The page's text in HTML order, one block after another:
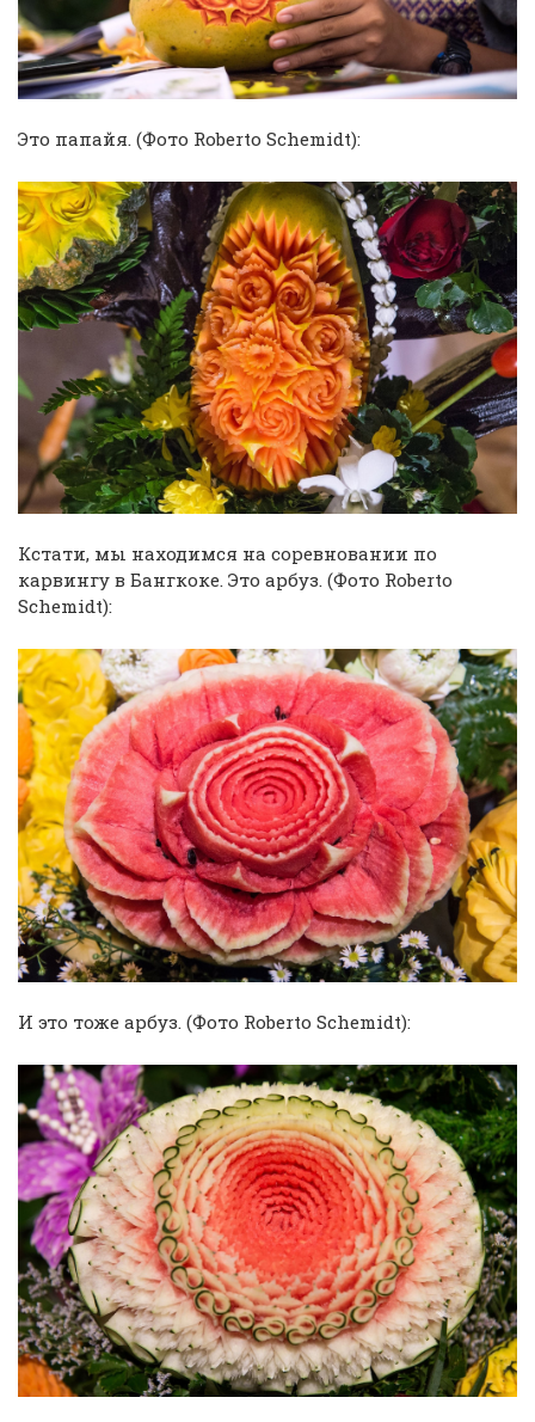
Это папайя. (Фото Roberto Schemidt):
Кстати, мы находимся на соревновании по
карвингу в Бангкоке. Это арбуз. (Фото Roberto
Schemidt):
И это тоже арбуз. (Фото Roberto Schemidt):